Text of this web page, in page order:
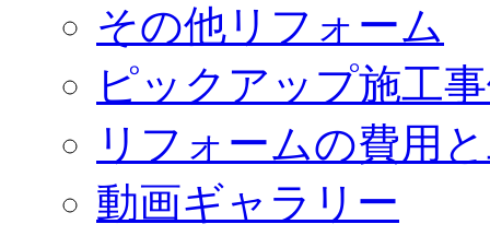
その他リフォーム
ピックアップ施工
リフォームの費用
動画ギャラリー